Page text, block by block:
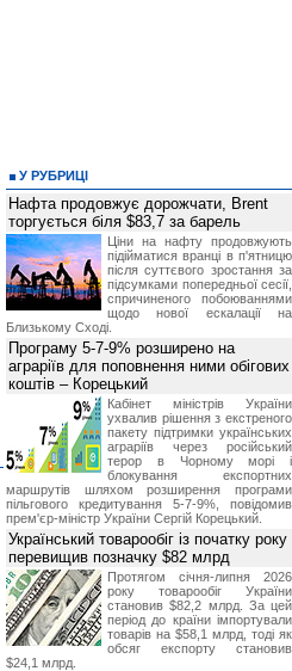
У РУБРИЦІ
Нафта продовжує дорожчати, Brent
торгується біля $83,7 за барель
Ціни на нафту продовжують
підійматися вранці в п'ятницю
після суттєвого зростання за
підсумками попередньої сесії,
спричиненого побоюваннями
щодо нової ескалації на
Близькому Сході.
Програму 5-7-9% розширено на
аграріїв для поповнення ними обігових
коштів – Корецький
Кабінет міністрів України
ухвалив рішення з екстреного
пакету підтримки українських
аграріїв через російський
терор в Чорному морі і
блокування експортних
маршрутів шляхом розширення програми
пільгового кредитування 5-7-9%, повідомив
прем'єр-міністр України Сергій Корецький.
Український товарообіг із початку року
перевищив позначку $82 млрд
Протягом січня-липня 2026
року товарообіг України
становив $82,2 млрд. За цей
період до країни імпортували
товарів на $58,1 млрд, тоді як
обсяг експорту становив
$24,1 млрд.